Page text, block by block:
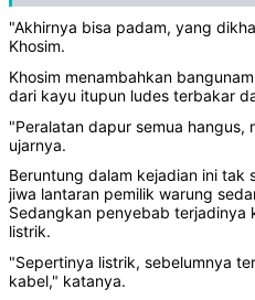
"Akhirnya bisa padam, yang
Khosim.
Khosim menambahkan
dari kayu itupun ludes terbakar
"Peralatan dapur semua hangus,
ujarnya.
Beruntung dalam kejadian ini tak
jiwa lantaran pemilik warung
Sedangkan penyebab terjadinya
listrik.
"Sepertinya listrik, sebelumnya
kabel," katanya.